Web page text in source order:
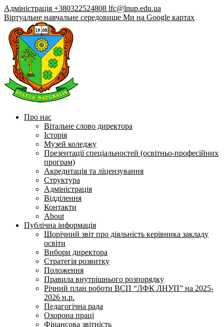
Адміністрація +380322524808 lfc@lnup.edu.ua
Віртуальне навчальне середовище Ми на Google картах
Про нас
Вітальне слово директора
Історія
Музей коледжу
Презентації спеціальностей (освітньо-професійних
програм)
Акредитація та ліцензування
Структура
Адміністрація
Відділення
Контакти
About
Публічна інформація
Щорічний звіт про діяльність керівника закладу
освіти
Вибори директора
Стратегія розвитку
Положення
Правила внутрішнього розпорядку
Річний план роботи ВСП “ЛФК ЛНУП” на 2025-
2026 н.р.
Педагогічна рада
Охорона праці
Фінансова звітність